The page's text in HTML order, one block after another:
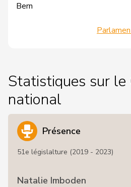
Bern
Statistiques sur le
national
Présence
51e législalture (2019 - 2023)
Natalie Imboden